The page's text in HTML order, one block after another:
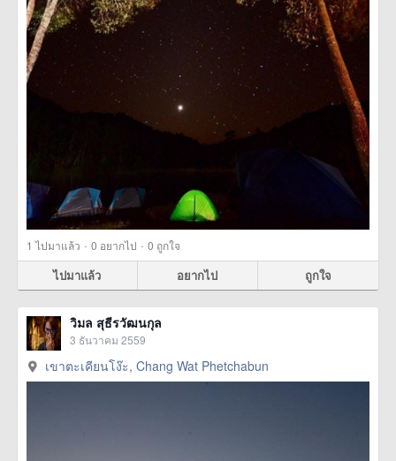
1 ไปมาแล้ว · 0 อยากไป · 0 ถูกใจ
ไปมาแล้ว อยากไป ถูกใจ
วิมล สุธีรวัฒนกุล
3 ธันวาคม 2559
เขาตะเคียนโง๊ะ, Chang Wat Phetchabun